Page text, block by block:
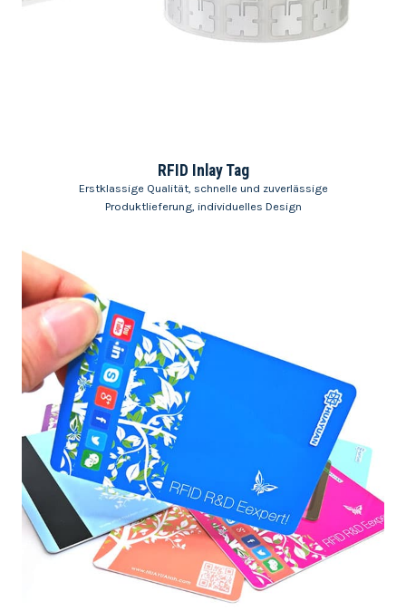
RFID Inlay Tag
Erstklassige Qualität, schnelle und zuverlässige
Produktlieferung, individuelles Design